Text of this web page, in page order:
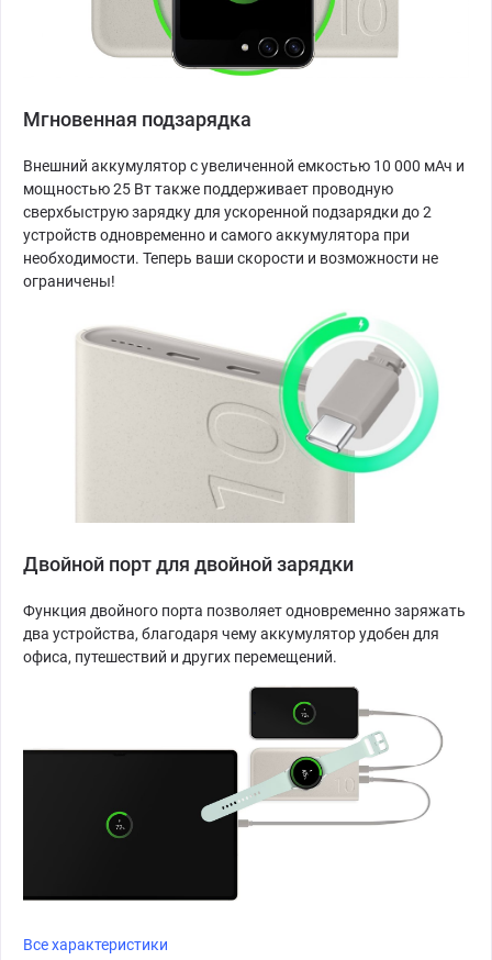
Мгновенная подзарядка
Внешний аккумулятор с увеличенной емкостью 10 000 мАч и
мощностью 25 Вт также поддерживает проводную
сверхбыструю зарядку для ускоренной подзарядки до 2
устройств одновременно и самого аккумулятора при
необходимости. Теперь ваши скорости и возможности не
ограничены!
Двойной порт для двойной зарядки
Функция двойного порта позволяет одновременно заряжать
два устройства, благодаря чему аккумулятор удобен для
офиса, путешествий и других перемещений.
Все характеристики